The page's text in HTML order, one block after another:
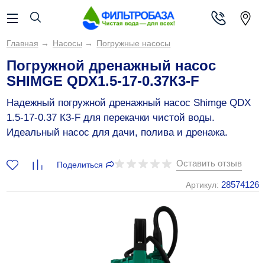
Главная → Насосы → Погружные насосы
Погружной дренажный насос
SHIMGE QDX1.5-17-0.37К3-F
Надежный погружной дренажный насос Shimge QDX
1.5-17-0.37 К3-F для перекачки чистой воды.
Идеальный насос для дачи, полива и дренажа.
Оставить отзыв
Артикул: 28574126
Поделиться